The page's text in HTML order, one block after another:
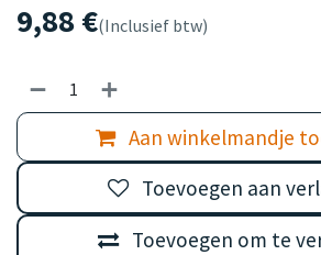
9,88€(Inclusief btw)
Aan winkelmandje
Toevoegen om te
Toevoegen aan